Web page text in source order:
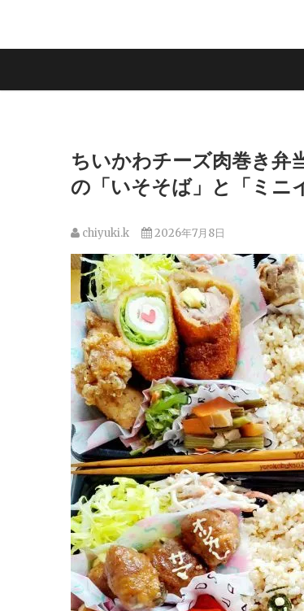
ちいかわチーズ肉巻き弁
の「いそそば」と「ミニ
chiyuki.k 2026年7月8日